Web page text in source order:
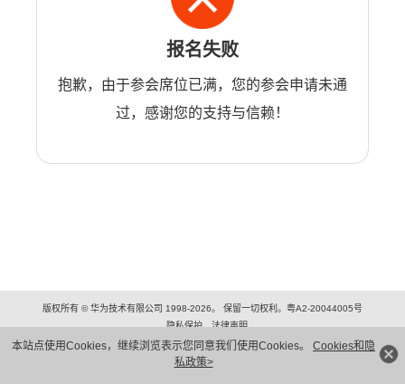
本站点使用Cookies，继续浏览表示您同意我们使用Cookies。 Cookies和隐
私政策>
报名失败
抱歉，由于参会席位已满，您的参会申请未通
过，感谢您的支持与信赖！
版权所有 © 华为技术有限公司 1998-2026。 保留一切权利。粤A2-20044005号
隐私保护
法律声明